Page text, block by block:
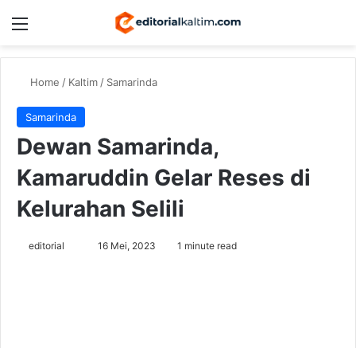
Menu
Home / Kaltim/ Samarinda
Samarinda
Dewan Samarinda,
Kamaruddin Gelar Reses di
Kelurahan Selili
editorial
Send16 Mei, 2023 1 minute read